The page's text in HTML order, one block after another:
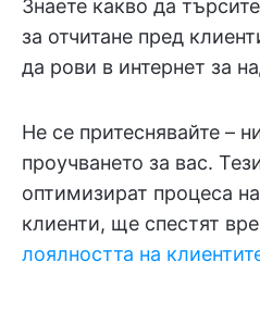
Знаете какво да
за отчитане пред
да рови в интернет за
Не се притеснявайте –
проучването за вас.
оптимизират процеса
клиенти, ще спестят
лоялността на